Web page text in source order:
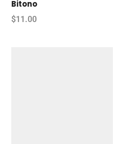
Bitono
$11.00